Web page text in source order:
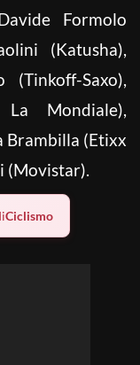
Formolo
(Katusha),
Saxo),
Mondiale),
Brambilla (Etixx
(Movistar).
Ciclismo